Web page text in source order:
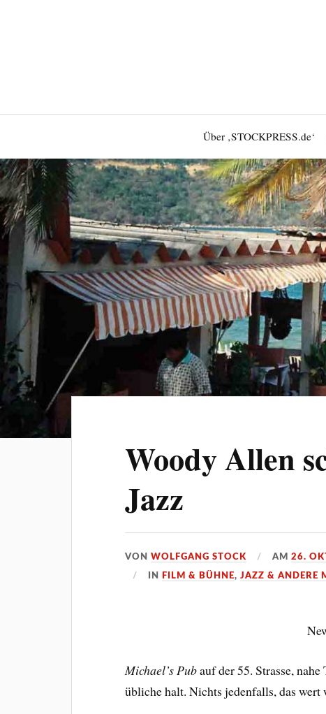
Über ‚STOCKPRESS.de‘
Woody Allen
Jazz
VONWOLFGANG STOCK AM26.
IN FILM & BÜHNE,JAZZ & ANDERE
Michael’s Pubauf der 55. Strasse,
übliche halt. Nichts jedenfalls, das wert